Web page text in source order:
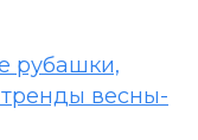
рубашки,
весны-